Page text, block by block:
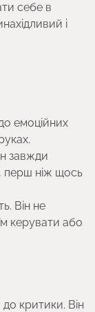
себе в
і
емоційних
завжди
перш ніж щось
Він не
керувати або
критики. Він